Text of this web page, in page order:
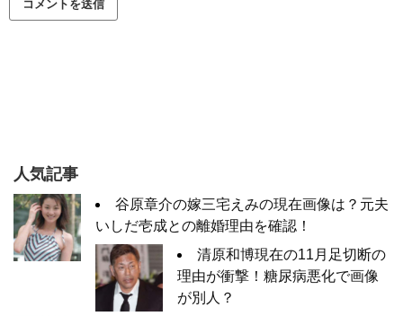
人気記事
谷原章介の嫁三宅えみの現在画像は？元夫
いしだ壱成との離婚理由を確認！
清原和博現在の11月足切断の
理由が衝撃！糖尿病悪化で画像
が別人？